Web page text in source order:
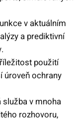
v aktuálním
a prediktivní
použití
úroveň ochrany
v mnoha
rozhovoru,